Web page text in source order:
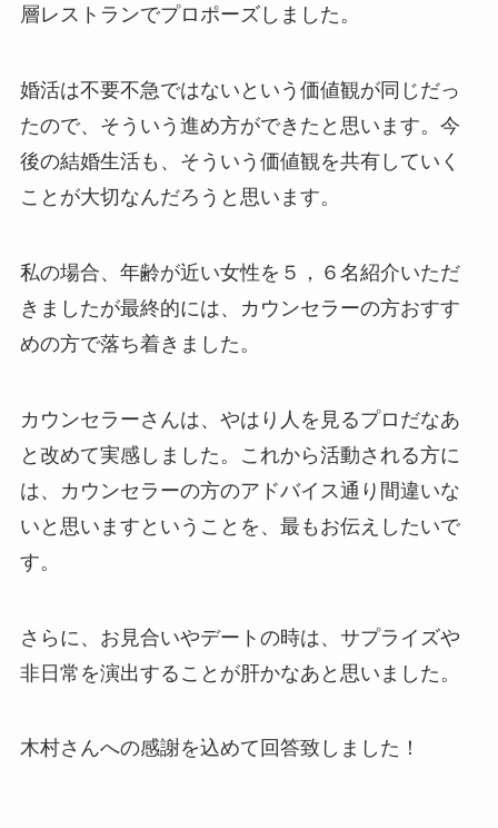
層レストランでプロポーズしました。
婚活は不要不急ではないという価値観が同じだっ
たので、そういう進め方ができたと思います。今
後の結婚生活も、そういう価値観を共有していく
ことが大切なんだろうと思います。
私の場合、年齢が近い女性を５，６名紹介いただ
きましたが最終的には、カウンセラーの方おすす
めの方で落ち着きました。
カウンセラーさんは、やはり人を見るプロだなあ
と改めて実感しました。これから活動される方に
は、カウンセラーの方のアドバイス通り間違いな
いと思いますということを、最もお伝えしたいで
す。
さらに、お見合いやデートの時は、サプライズや
非日常を演出することが肝かなあと思いました。
木村さんへの感謝を込めて回答致しました！